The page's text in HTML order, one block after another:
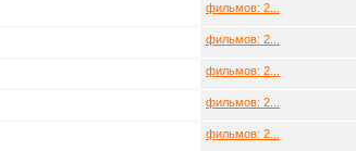
фильмов: 2...
фильмов: 2...
фильмов: 2...
фильмов: 2...
фильмов: 2...